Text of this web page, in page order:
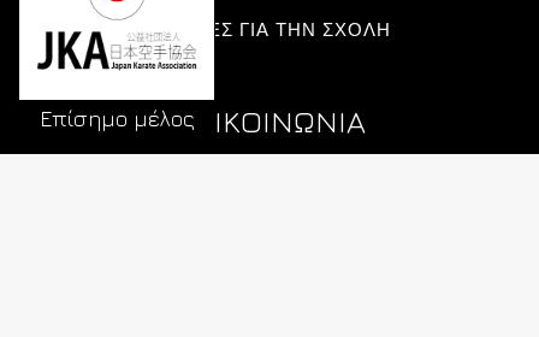
ΟΔΗΓΙΕΣ ΓΙΑ ΤΗΝ ΣΧΟΛΗ
ΕΠΙΚΟΙΝΩΝΙΑ
Επίσημο μέλος